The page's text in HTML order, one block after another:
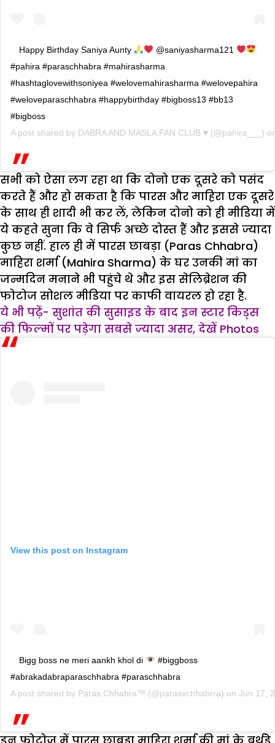
Happy Birthday Saniya Aunty
@saniyasharma121
#pahira #paraschhabra #mahirasharma
#hashtaglovewithsoniyea #welovemahirasharma #welovepahira
#weloveparaschhabra #happybirthday #bigboss13 #bb13
#bigboss
A post shared by DABRA AND MASLA FAN CLUB ♥️ (@pahira___)
सभी को ऐसा लग रहा था कि दोनो एक दूसरे को पसंद
करते हैं और हो सकता है कि पारस और माहिरा एक दूसरे
के साथ ही शादी भी कर लें, लेकिन दोनो को ही मीडिया में
ये कहते सुना कि वे सिर्फ अच्छे दोस्त हैं और इससे ज्यादा
कुछ नहीं. हाल ही में पारस छाबड़ा (Paras Chhabra)
माहिरा शर्मा (Mahira Sharma) के घर उनकी मां का
जन्मदिन मनाने भी पहुंचे थे और इस सेलिब्रेशन की
फोटोज सोशल मीडिया पर काफी वायरल हो रहा है.
ये भी पढ़ें- सुशांत की सुसाइड के बाद इन स्टार किड्स
की फिल्मों पर पड़ेगा सबसे ज्यादा असर, देखें Photos
View this post on Instagram
Bigg boss ne meri aankh khol di
#biggboss
#abrakadabraparaschhabra #paraschhabra
A post shared by Paras Chhabra™ (@parasvchhabrra) on Jun 17,